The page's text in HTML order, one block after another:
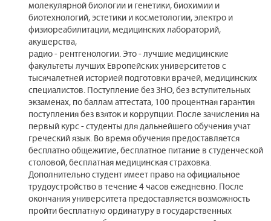
молекулярной биологии и генетики, биохимии и
биотехнологий, эстетики и косметологии, электро и
физиореабилитации, медицинских лабораторий,
акушерства,
радио - рентгенологии. Это - лучшие медицинские
факультеты лучших Европейских университетов с
тысячалетней историей подготовки врачей, медицинских
специалистов. Поступление без ЗНО, без вступительных
экзаменах, по баллам аттестата, 100 процентная гарантия
поступления без взяток и коррупции. После зачисления на
первый курс - студенты для дальнейшего обучения учат
греческий язык. Во время обучения предоставляется
бесплатно общежитие, бесплатное питание в студенческой
столовой, бесплатная медицинская страховка.
Дополнительно студент имеет право на официальное
трудоустройство в течение 4 часов ежедневно. После
окончания университета предоставляется возможность
пройти бесплатную ординатуру в государственных